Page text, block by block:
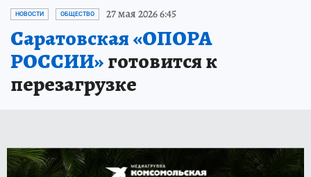
НОВОСТИ ОБЩЕСТВО 27 мая 2026 6:45
Саратовская «ОПОРА
РОССИИ»готовится к
перезагрузке